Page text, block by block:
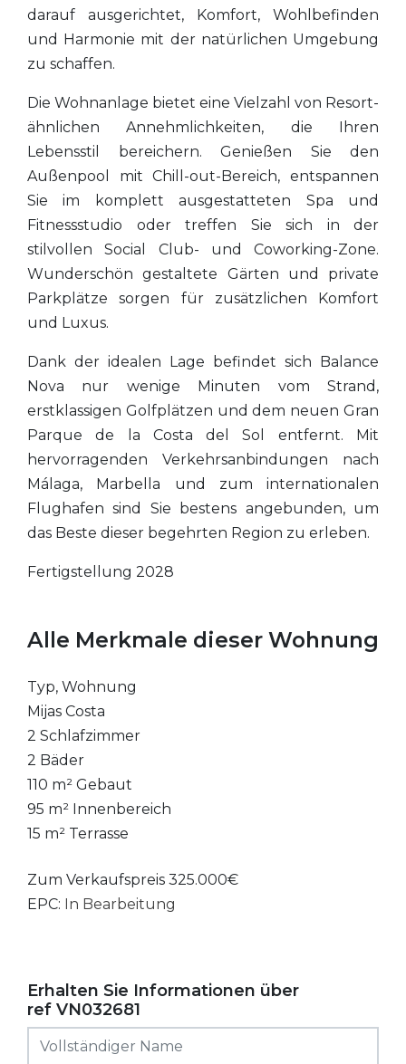
Erhalten Sie Informationen über
ref VN032681
darauf ausgerichtet, Komfort, Wohlbefinden
und Harmonie mit der natürlichen Umgebung
zu schaffen.
Die Wohnanlage bietet eine Vielzahl von Resort-
ähnlichen Annehmlichkeiten, die Ihren
Lebensstil bereichern. Genießen Sie den
Außenpool mit Chill-out-Bereich, entspannen
Sie im komplett ausgestatteten Spa und
Fitnessstudio oder treffen Sie sich in der
stilvollen Social Club- und Coworking-Zone.
Wunderschön gestaltete Gärten und private
Parkplätze sorgen für zusätzlichen Komfort
und Luxus.
Dank der idealen Lage befindet sich Balance
Nova nur wenige Minuten vom Strand,
erstklassigen Golfplätzen und dem neuen Gran
Parque de la Costa del Sol entfernt. Mit
hervorragenden Verkehrsanbindungen nach
Málaga, Marbella und zum internationalen
Flughafen sind Sie bestens angebunden, um
das Beste dieser begehrten Region zu erleben.
Fertigstellung 2028
Alle Merkmale dieser Wohnung
Typ, Wohnung
Mijas Costa
2 Schlafzimmer
2 Bäder
110 m² Gebaut
95 m² Innenbereich
15 m² Terrasse
Zum Verkaufspreis 325.000€
EPC: In Bearbeitung